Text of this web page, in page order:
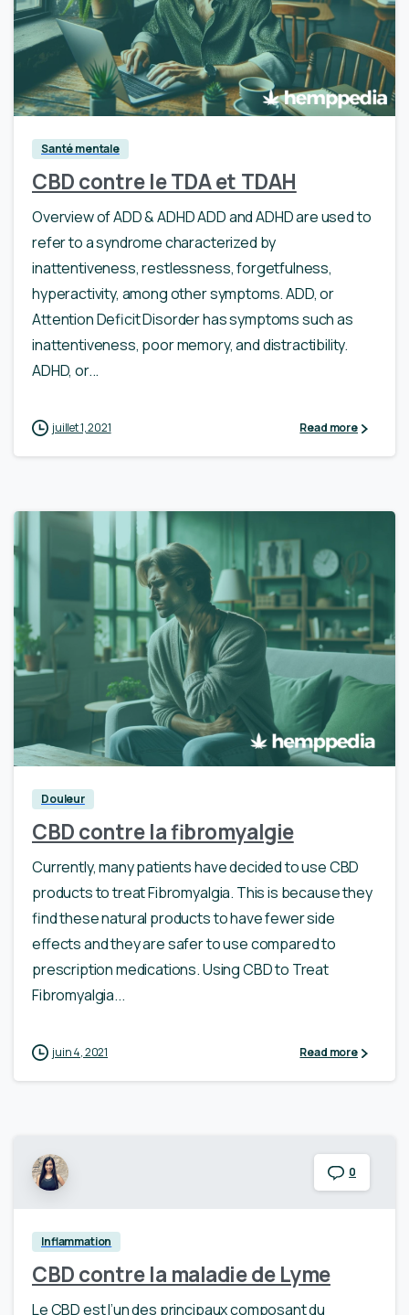
0
Santé mentale
CBD contre le TDA et TDAH
Overview of ADD & ADHD ADD and ADHD are used to
refer to a syndrome characterized by
inattentiveness, restlessness, forgetfulness,
hyperactivity, among other symptoms. ADD, or
Attention Deficit Disorder has symptoms such as
inattentiveness, poor memory, and distractibility.
ADHD, or...
juillet 1, 2021 Read more
Douleur
CBD contre la fibromyalgie
Currently, many patients have decided to use CBD
products to treat Fibromyalgia. This is because they
find these natural products to have fewer side
effects and they are safer to use compared to
prescription medications. Using CBD to Treat
Fibromyalgia...
juin 4, 2021 Read more
0
Inflammation
CBD contre la maladie de Lyme
Le CBD est l’un des principaux composant du